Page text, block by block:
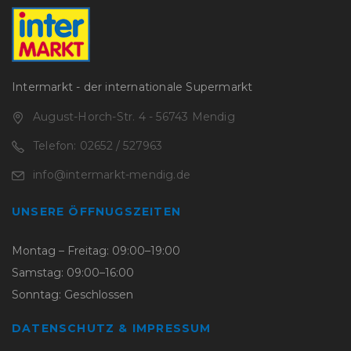
Intermarkt - der internationale Supermarkt
August-Horch-Str. 4 - 56743 Mendig
Telefon: 02652 / 527963
info@intermarkt-mendig.de
UNSERE ÖFFNUGSZEITEN
Montag – Freitag: 09:00–19:00
Samstag: 09:00–16:00
Sonntag: Geschlossen
DATENSCHUTZ & IMPRESSUM